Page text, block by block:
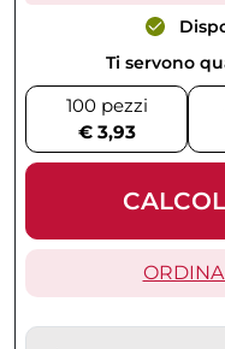
Ti servono
100 pezzi
€ 3,93